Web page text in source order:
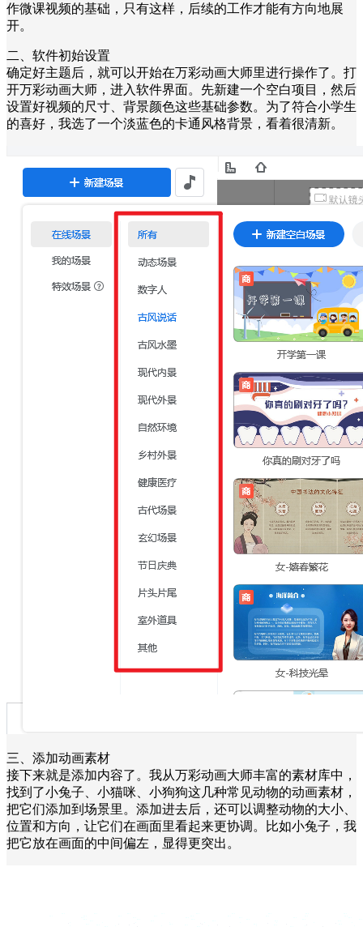
作微课视频的基础，只有这样，后续的工作才能有方向地展
开。
二、软件初始设置
确定好主题后，就可以开始在万彩动画大师里进行操作了。打
开万彩动画大师，进入软件界面。先新建一个空白项目，然后
设置好视频的尺寸、背景颜色这些基础参数。为了符合小学生
的喜好，我选了一个淡蓝色的卡通风格背景，看着很清新。
三、添加动画素材
接下来就是添加内容了。我从万彩动画大师丰富的素材库中，
找到了小兔子、小猫咪、小狗狗这几种常见动物的动画素材，
把它们添加到场景里。添加进去后，还可以调整动物的大小、
位置和方向，让它们在画面里看起来更协调。比如小兔子，我
把它放在画面的中间偏左，显得更突出。